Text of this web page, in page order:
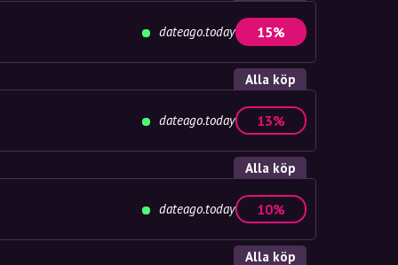
dateago.today 15%
Alla köp
dateago.today 13%
Alla köp
dateago.today 10%
Alla köp